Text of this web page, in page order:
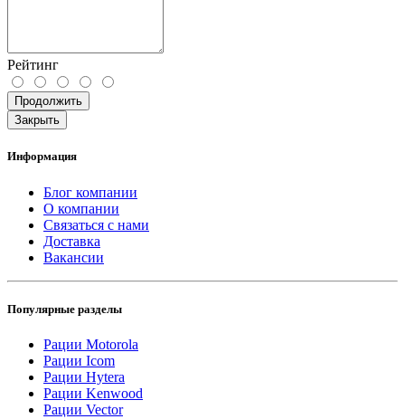
Рейтинг
Продолжить
Закрыть
Информация
Блог компании
О компании
Связаться с нами
Доставка
Вакансии
Популярные разделы
Рации Motorola
Рации Icom
Рации Hytera
Рации Kenwood
Рации Vector